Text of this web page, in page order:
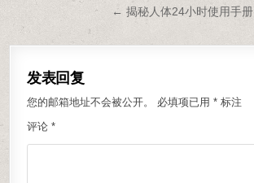
← 揭秘人体24小时使用手册
发表回复
您的邮箱地址不会被公开。 必填项已用* 标注
评论*